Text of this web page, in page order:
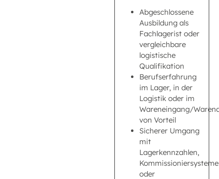
Abgeschlossene
Ausbildung als
Fachlagerist oder
vergleichbare
logistische
Qualifikation
Berufserfahrung
im Lager, in der
Logistik oder im
Wareneingang/
von Vorteil
Sicherer Umgang
mit
Lagerkennzahlen,
oder